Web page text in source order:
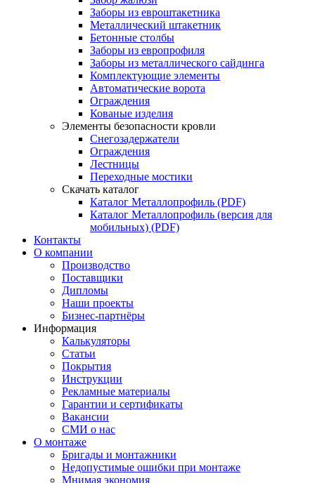
Заборы из евроштакетника
Металлический штакетник
Бетонные столбы
Заборы из европрофиля
Заборы из металлического сайдинга
Комплектующие элементы
Автоматические ворота
Ограждения
Кованые изделия
Элементы безопасности кровли
Снегозадержатели
Ограждения
Лестницы
Переходные мостики
Скачать каталог
Каталог Металлопрофиль (PDF)
Каталог Металлопрофиль (версия для
мобильных) (PDF)
Контакты
О компании
Производство
Поставщики
Дипломы
Наши проекты
Бизнес-партнёры
Информация
Калькуляторы
Статьи
Покрытия
Инструкции
Рекламные материалы
Гарантии и сертификаты
Вакансии
СМИ о нас
О монтаже
Бригады и монтажники
Недопустимые ошибки при монтаже
Мнимая экономия